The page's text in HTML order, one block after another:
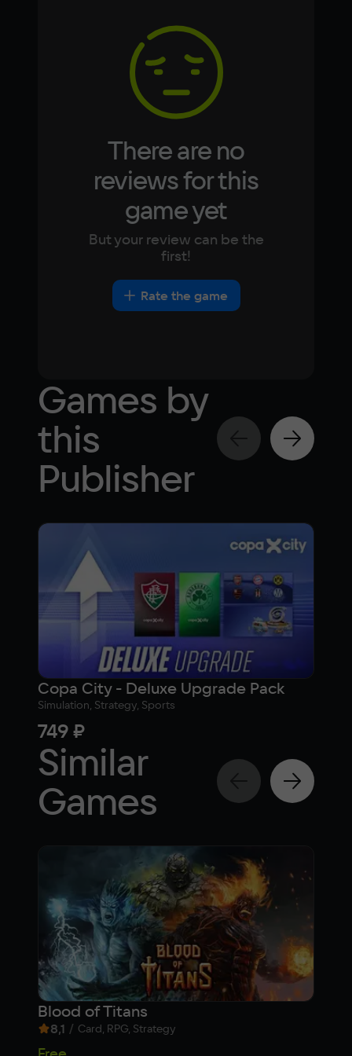
Video card
NVidia GeForce RTX 2060
DirectX(R): 11, Звуковая карта: совместимая
Japanese
There are no
reviews for this
game yet
But your review can be the
first!
Rate the game
Games by
this
Publisher
Copa City - Deluxe Upgrade Pack
Simulation, Strategy, Sports
749 ₽
Similar
Games
Blood of Titans
8,1 / Card, RPG, Strategy